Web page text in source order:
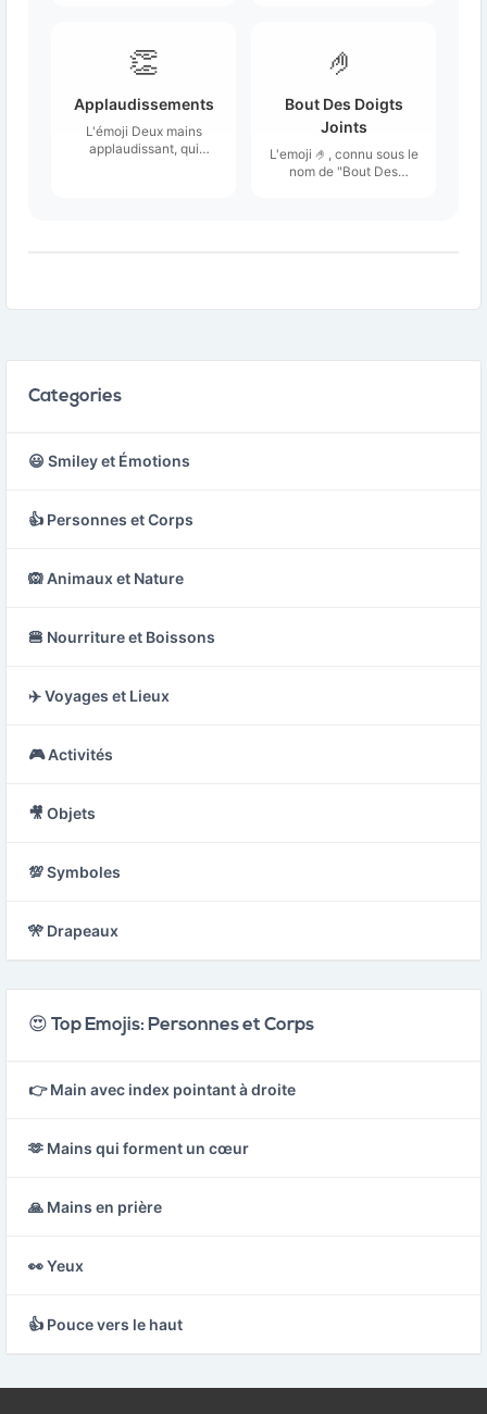
fois la chance et une
sorte de promesse.
👏
Applaudissements
L'émoji Deux mains
applaudissant, qui
🤌
Bout Des Doigts
Joints
L'emoji 🤌, connu sous le
nom de "Bout Des
Categories
😃 Smiley et Émotions
👍 Personnes et Corps
🙉 Animaux et Nature
🍔 Nourriture et Boissons
✈️ Voyages et Lieux
🎮 Activités
🎥 Objets
💯 Symboles
🎌 Drapeaux
😍 Top Emojis: Personnes et Corps
👉 Main avec index pointant à droite
🫶 Mains qui forment un cœur
🙏 Mains en prière
👀 Yeux
👍 Pouce vers le haut